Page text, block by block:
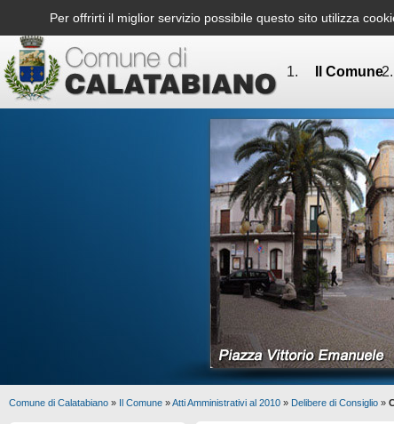
Per offrirti il miglior servizio possibile questo sito utilizza
Il Comune
Comune di Calatabiano » Il Comune »Atti Amministrativi al 2010 » Delibere di Consiglio »